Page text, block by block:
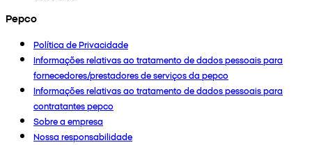
Pepco
Política de Privacidade
Informações relativas ao tratamento de dados pessoais para
fornecedores/prestadores de serviços da pepco
Informações relativas ao tratamento de dados pessoais para
contratantes pepco
Sobre a empresa
Nossa responsabilidade